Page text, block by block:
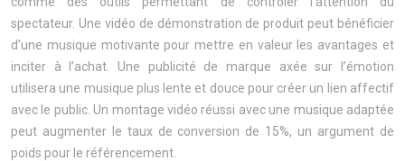
spectateur. Une vidéo de démonstration de produit peut bénéficier
d’une musique motivante pour mettre en valeur les avantages et
inciter à l’achat. Une publicité de marque axée sur l’émotion
utilisera une musique plus lente et douce pour créer un lien affectif
avec le public. Un montage vidéo réussi avec une musique adaptée
peut augmenter le taux de conversion de 15%, un argument de
poids pour le référencement.